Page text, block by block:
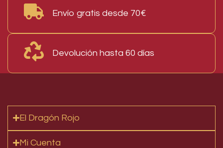
Envío gratis desde 70€
Devolución hasta 60 días
El Dragón Rojo
Mi Cuenta